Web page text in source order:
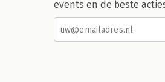
events en de beste